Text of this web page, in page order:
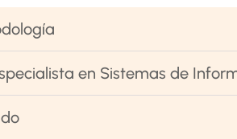
en Sistemas de